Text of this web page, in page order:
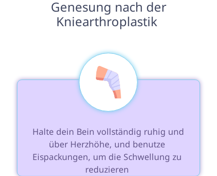
Kniearthroplastik
über Herzhöhe, und benutze
Eispackungen, um die Schwellung zu
reduzieren